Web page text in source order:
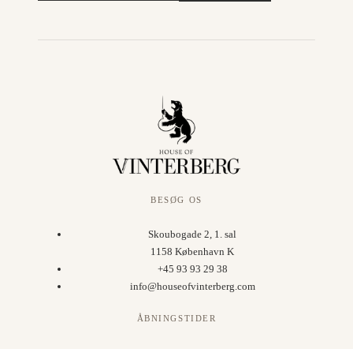
BESØG OS
Skoubogade 2, 1. sal
1158 København K
+45 93 93 29 38
info@houseofvinterberg.com
ÅBNINGSTIDER